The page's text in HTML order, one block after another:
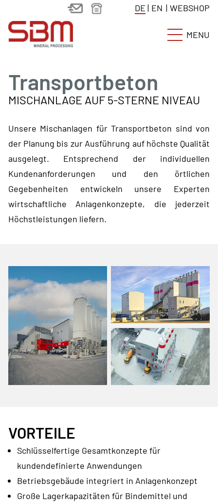
DE | EN | WEBSHOP
MENU
Transportbeton
MISCHANLAGE AUF 5-STERNE NIVEAU
Unsere Mischanlagen für Transportbeton sind von
der Planung bis zur Ausführung auf höchste Qualität
ausgelegt. Entsprechend der individuellen
Kundenanforderungen und den örtlichen
Gegebenheiten entwickeln unsere Experten
wirtschaftliche Anlagenkonzepte, die jederzeit
Höchstleistungen liefern.
VORTEILE
Schlüsselfertige Gesamtkonzepte für
kundendefinierte Anwendungen
Betriebsgebäude integriert in Anlagenkonzept
Große Lagerkapazitäten für Bindemittel und